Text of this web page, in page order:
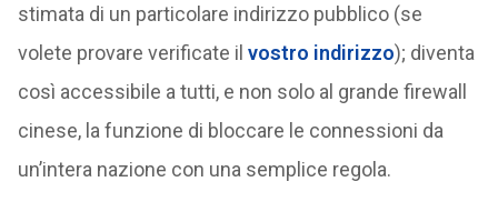
stimata di un particolare indirizzo pubblico (se
volete provare verificate il vostro indirizzo); diventa
così accessibile a tutti, e non solo al grande firewall
cinese, la funzione di bloccare le connessioni da
un’intera nazione con una semplice regola.